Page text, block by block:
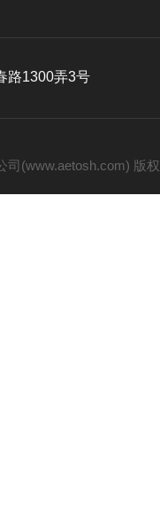
路1300弄3号
司(www.aetosh.com)